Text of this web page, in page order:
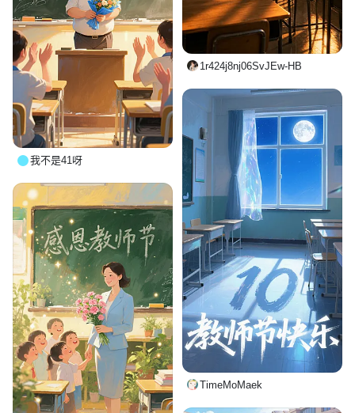
1r424j8nj06SvJEw-HB
我不是41呀
TimeMoMaek